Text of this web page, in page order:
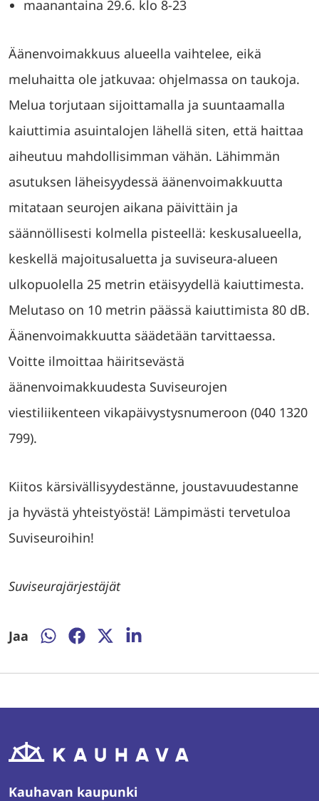
maanantaina 29.6. klo 8-23
Äänenvoimakkuus alueella vaihtelee, eikä
meluhaitta ole jatkuvaa: ohjelmassa on taukoja.
Melua torjutaan sijoittamalla ja suuntaamalla
kaiuttimia asuintalojen lähellä siten, että haittaa
aiheutuu mahdollisimman vähän. Lähimmän
asutuksen läheisyydessä äänenvoimakkuutta
mitataan seurojen aikana päivittäin ja
säännöllisesti kolmella pisteellä: keskusalueella,
keskellä majoitusaluetta ja suviseura-alueen
ulkopuolella 25 metrin etäisyydellä kaiuttimesta.
Melutaso on 10 metrin päässä kaiuttimista 80 dB.
Äänenvoimakkuutta säädetään tarvittaessa.
Voitte ilmoittaa häiritsevästä
äänenvoimakkuudesta Suviseurojen
viestiliikenteen vikapäivystysnumeroon (040 1320
799).
Kiitos kärsivällisyydestänne, joustavuudestanne
ja hyvästä yhteistyöstä! Lämpimästi tervetuloa
Suviseuroihin!
Suviseurajärjestäjät
Jaa
Jaa
Jaa
Jaa
Jaa
Kauhavan kaupunki